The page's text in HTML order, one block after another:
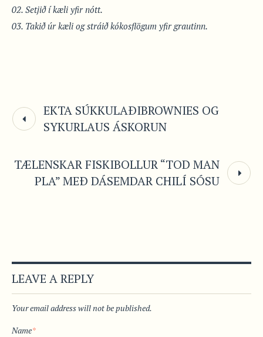
Setjið í kæli yfir nótt.
Takið úr kæli og stráið kókosflögum yfir grautinn.
EKTA SÚKKULAÐIBROWNIES OG
SYKURLAUS ÁSKORUN
TÆLENSKAR FISKIBOLLUR “TOD MAN
PLA” MEÐ DÁSEMDAR CHILÍ SÓSU
LEAVE A REPLY
Your email address will not be published.
Name*